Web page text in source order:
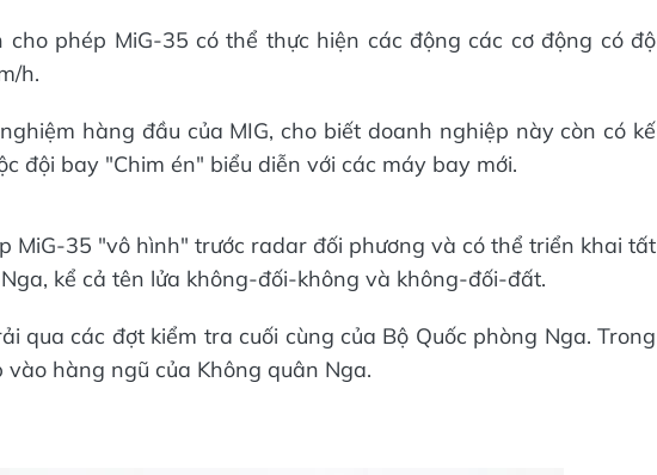
phép MiG-35 có thể thực hiện các động các cơ động có độ
h.
hàng đầu của MIG, cho biết doanh nghiệp này còn có kế
đội bay "Chim én" biểu diễn với các máy bay mới.
MiG-35 "vô hình" trước radar đối phương và có thể triển khai tất
kể cả tên lửa không-đối-không và không-đối-đất.
qua các đợt kiểm tra cuối cùng của Bộ Quốc phòng Nga. Trong
hàng ngũ của Không quân Nga.